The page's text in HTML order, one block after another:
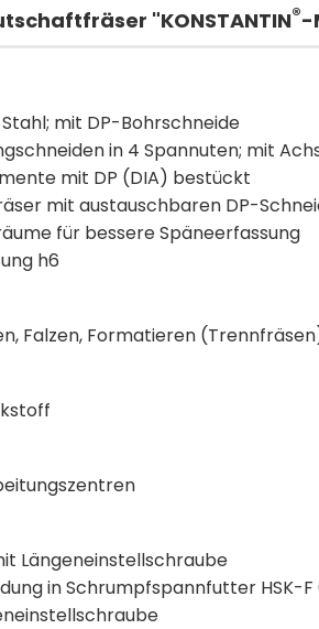
"KONSTANTIN®-
mit DP-Bohrschneide
in 4 Spannuten; mit
mit DP (DIA) bestückt
mit austauschbaren DP-
für bessere Späneerfassung
h6
Falzen, Formatieren
Längeneinstellschraube
in Schrumpfspannfutter HSK-F